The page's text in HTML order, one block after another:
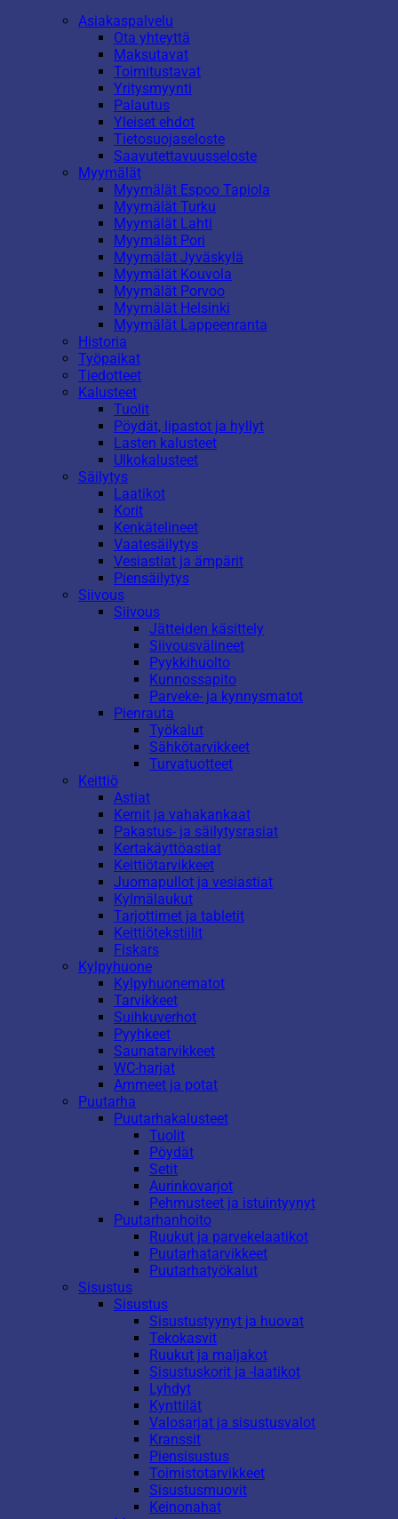
Asiakaspalvelu
Ota yhteyttä
Maksutavat
Toimitustavat
Yritysmyynti
Palautus
Yleiset ehdot
Tietosuojaseloste
Saavutettavuusseloste
Myymälät
Myymälät Espoo Tapiola
Myymälät Turku
Myymälät Lahti
Myymälät Pori
Myymälät Jyväskylä
Myymälät Kouvola
Myymälät Porvoo
Myymälät Helsinki
Myymälät Lappeenranta
Historia
Työpaikat
Tiedotteet
Kalusteet
Tuolit
Pöydät, lipastot ja hyllyt
Lasten kalusteet
Ulkokalusteet
Säilytys
Laatikot
Korit
Kenkätelineet
Vaatesäilytys
Vesiastiat ja ämpärit
Piensäilytys
Siivous
Siivous
Jätteiden käsittely
Siivousvälineet
Pyykkihuolto
Kunnossapito
Parveke- ja kynnysmatot
Pienrauta
Työkalut
Sähkötarvikkeet
Turvatuotteet
Keittiö
Astiat
Kernit ja vahakankaat
Pakastus- ja säilytysrasiat
Kertakäyttöastiat
Keittiötarvikkeet
Juomapullot ja vesiastiat
Kylmälaukut
Tarjottimet ja tabletit
Keittiötekstiilit
Fiskars
Kylpyhuone
Kylpyhuonematot
Tarvikkeet
Suihkuverhot
Pyyhkeet
Saunatarvikkeet
WC-harjat
Ammeet ja potat
Puutarha
Puutarhakalusteet
Tuolit
Pöydät
Setit
Aurinkovarjot
Pehmusteet ja istuintyynyt
Puutarhanhoito
Ruukut ja parvekelaatikot
Puutarhatarvikkeet
Puutarhatyökalut
Sisustus
Sisustus
Sisustustyynyt ja huovat
Tekokasvit
Ruukut ja maljakot
Sisustuskorit ja -laatikot
Lyhdyt
Kynttilät
Valosarjat ja sisustusvalot
Kranssit
Piensisustus
Toimistotarvikkeet
Sisustusmuovit
Keinonahat